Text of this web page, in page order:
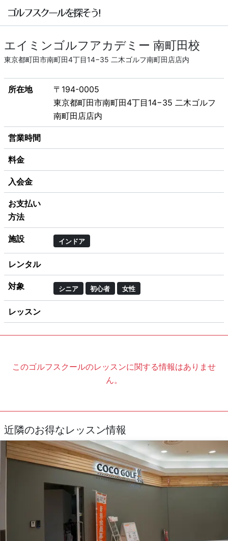
エイミンゴルフアカデミー 南町田校
東京都町田市南町田4丁目14−35 二木ゴルフ南町田店店内
所在地
〒194-0005
東京都町田市南町田4丁目14−35 二木ゴルフ
南町田店店内
営業時間
料金
入会金
お支払い
方法
施設 インドア
レンタル
対象 シニア 初心者 女性
レッスン
このゴルフスクールのレッスンに関する情報はありませ
ん。
近隣のお得なレッスン情報